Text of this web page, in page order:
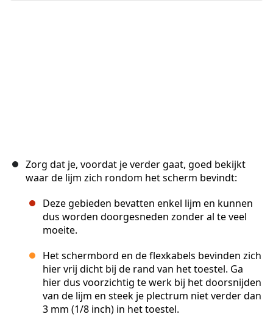
Zorg dat je, voordat je verder gaat, goed bekijkt
waar de lijm zich rondom het scherm bevindt:
Deze gebieden bevatten enkel lijm en kunnen
dus worden doorgesneden zonder al te veel
moeite.
Het schermbord en de flexkabels bevinden zich
hier vrij dicht bij de rand van het toestel. Ga
hier dus voorzichtig te werk bij het doorsnijden
van de lijm en steek je plectrum niet verder dan
3 mm (1/8 inch) in het toestel.